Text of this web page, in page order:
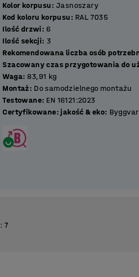
Kolor korpusu: Jasnoszary
Kod koloru korpusu: RAL 7035
Ilość drzwi: 6
Ilość sekcji: 3
Rekomendowana liczba osób
Szacowany czas przygotowania do
Waga: 83,91 kg
Montaż: Do samodzielnego montażu
Testowane: EN 16121:2023
Certyfikowane: jakość & eko:
7